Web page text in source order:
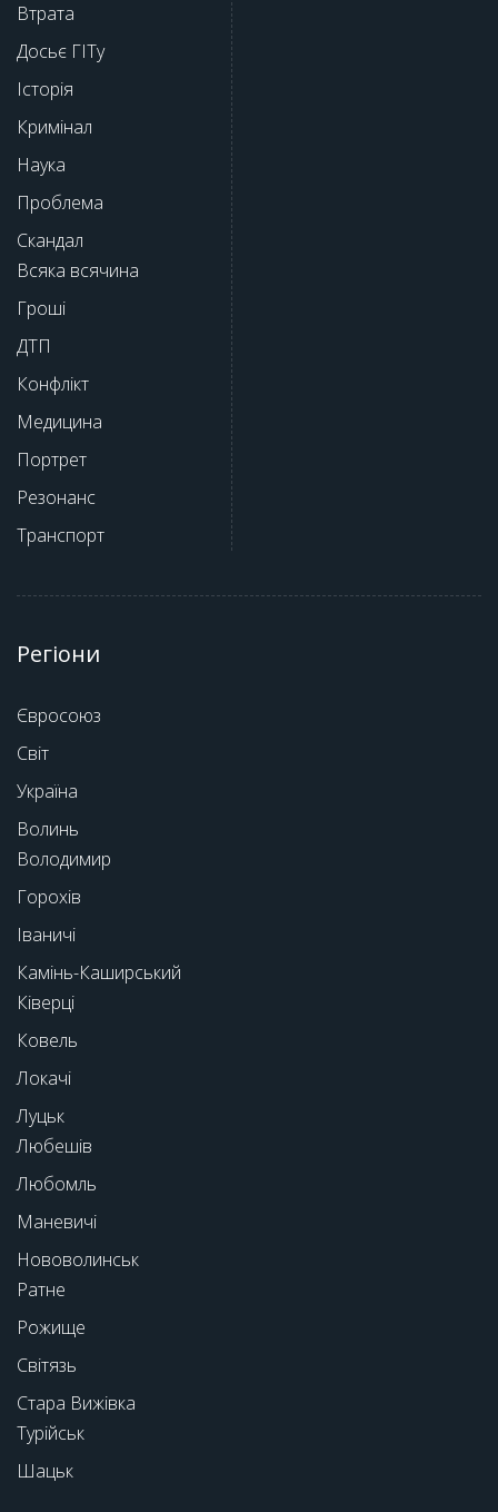
Втрата
Досьє ГІТу
Історія
Кримінал
Наука
Проблема
Скандал
Всяка всячина
Гроші
ДТП
Конфлікт
Медицина
Портрет
Резонанс
Транспорт
Регіони
Євросоюз
Світ
Україна
Волинь
Володимир
Горохів
Іваничі
Камінь-Каширський
Ківерці
Ковель
Локачі
Луцьк
Любешів
Любомль
Маневичі
Нововолинськ
Ратне
Рожище
Світязь
Стара Вижівка
Турійськ
Шацьк